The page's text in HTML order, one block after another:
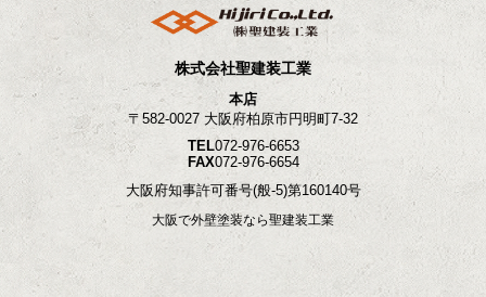
株式会社聖建装工業
本店
〒582-0027 大阪府柏原市円明町7-32
TEL072-976-6653
FAX072-976-6654
大阪府知事許可番号(般-5)第160140号
大阪で外壁塗装なら聖建装工業